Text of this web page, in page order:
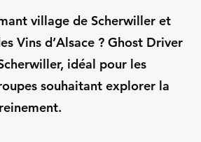
village de Scherwiller et
Vins d’Alsace ? Ghost Driver
idéal pour les
souhaitant explorer la